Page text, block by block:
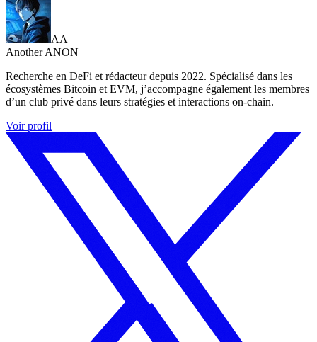
AA
Another ANON
Recherche en DeFi et rédacteur depuis 2022. Spécialisé dans les
écosystèmes Bitcoin et EVM, j’accompagne également les membres
d’un club privé dans leurs stratégies et interactions on-chain.
Voir profil